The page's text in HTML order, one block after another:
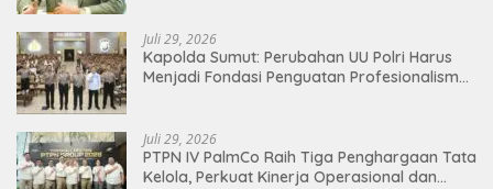
Juli 29, 2026
Kapolda Sumut: Perubahan UU Polri Harus
Menjadi Fondasi Penguatan Profesionalisme
Juli 29, 2026
PTPN IV PalmCo Raih Tiga Penghargaan Tata
Kelola, Perkuat Kinerja Operasional dan